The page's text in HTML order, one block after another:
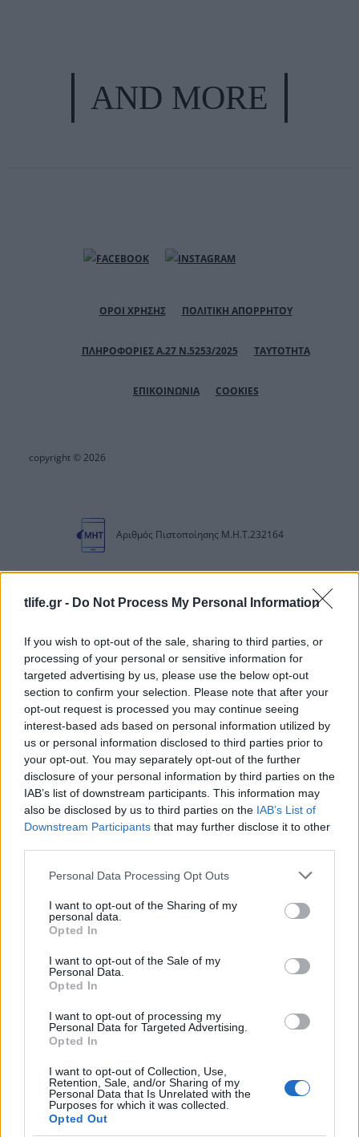
tlife.gr - Do Not Process My Personal Information
If you wish to opt-out of the sale, sharing to third parties, or
processing of your personal or sensitive information for
targeted advertising by us, please use the below opt-out
section to confirm your selection. Please note that after your
opt-out request is processed you may continue seeing
interest-based ads based on personal information utilized by
us or personal information disclosed to third parties prior to
your opt-out. You may separately opt-out of the further
disclosure of your personal information by third parties on the
IAB’s list of downstream participants. This information may
also be disclosed by us to third parties on the IAB’s List of
Downstream Participants that may further disclose it to other
Please note that this website/app uses one or more Google
not limited to your visit or usage behaviour. You may click to
grant or deny consent to Google and its third-party tags to
use your data for below specified purposes in below Google
consent section.
Personal Data Processing Opt Outs
I want to opt-out of the Sharing of my
personal data.
Opted In
I want to opt-out of the Sale of my
Personal Data.
Opted In
I want to opt-out of processing my
Personal Data for Targeted Advertising.
Opted In
I want to opt-out of Collection, Use,
Retention, Sale, and/or Sharing of my
Personal Data that Is Unrelated with the
Purposes for which it was collected.
Opted Out
AND MORE
ΟΡΟΙ ΧΡΗΣΗΣ ΠΟΛΙΤΙΚΗ ΑΠΟΡΡΗΤΟΥ
ΠΛΗΡΟΦΟΡΙΕΣ Α.27 Ν.5253/2025 ΤΑΥΤΟΤΗΤΑ
ΕΠΙΚΟΙΝΩΝΙΑ COOKIES
copyright © 2026
Αριθμός Πιστοποίησης Μ.Η.Τ.232164